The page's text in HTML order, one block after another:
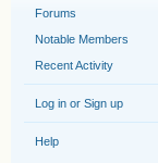
Forums
Notable Members
Recent Activity
Log in or Sign up
Help